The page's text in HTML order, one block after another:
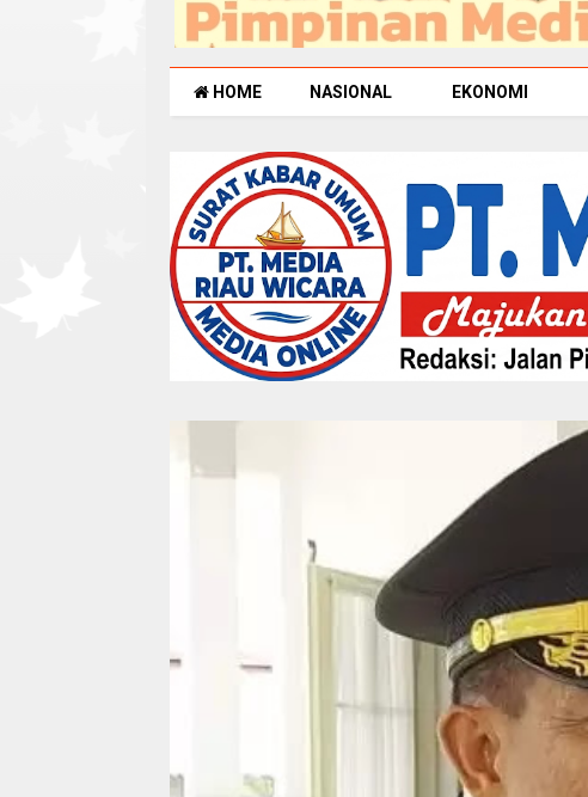
HOME NASIONAL EKONOMI